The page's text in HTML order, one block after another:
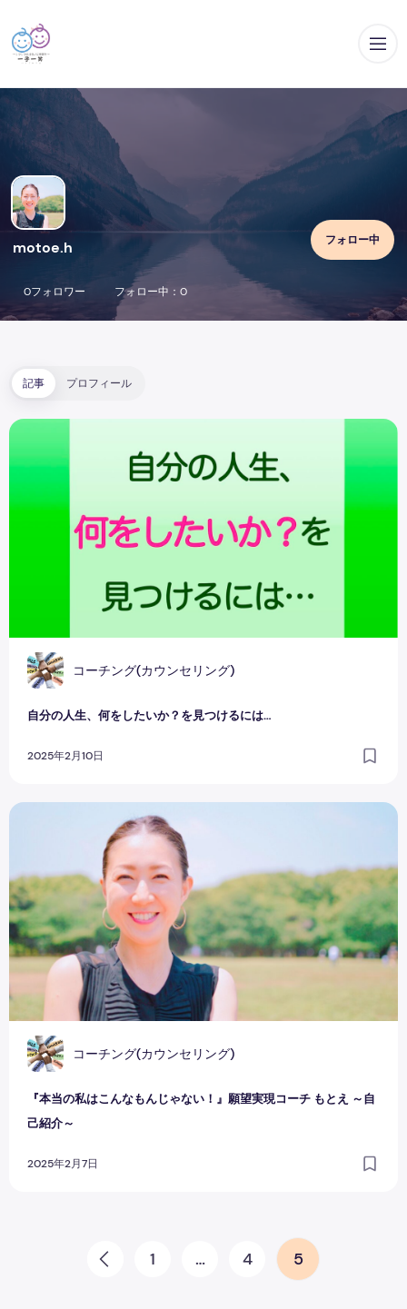
メ
motoe.h フォロー中
0フォロワー フォロー中：0
記事 プロフィール
コーチング(カウンセリング)
自分の人生、何をしたいか？を見つけるには…
2025年2月10日
自分の人生、何をしたいか？を見つけるには…
コーチング(カウンセリング)
『本当の私はこんなもんじゃない！』願望実現コーチ もとえ ～自
己紹介～
2025年2月7日
『本当の私はこんなもんじゃない！』願望実現コーチ もと
投稿のページ送り
Prev 1 … 4 5